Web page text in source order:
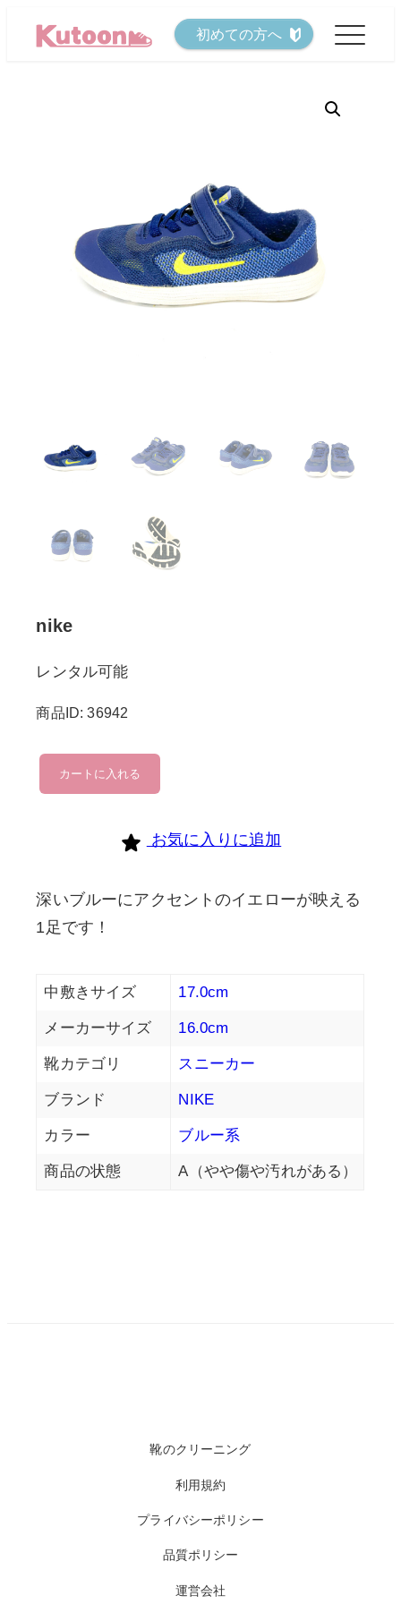
初めての方へ
nike
レンタル可能
商品ID: 36942
nike
個
カートに入れる
お気に入りに追加
深いブルーにアクセントのイエローが映える
1足です！
中敷きサイズ 17.0cm
メーカーサイズ 16.0cm
靴カテゴリ スニーカー
ブランド NIKE
カラー ブルー系
商品の状態 A（やや傷や汚れがある）
靴のクリーニング
利用規約
プライバシーポリシー
品質ポリシー
運営会社